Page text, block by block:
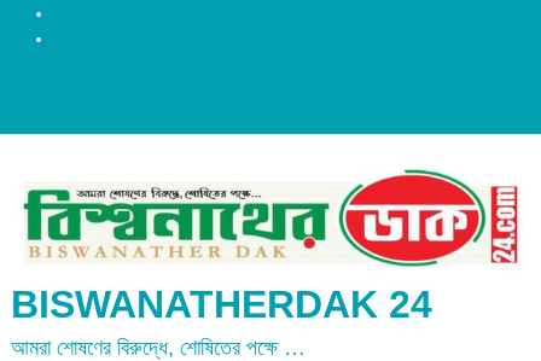
BISWANATHERDAK 24
আমরা শোষণের বিরুদ্ধে, শোষিতের পক্ষে …